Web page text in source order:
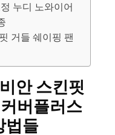
누디 노와이어
거들 쉐이핑 팬
안 스킨핏
버플러스
법들